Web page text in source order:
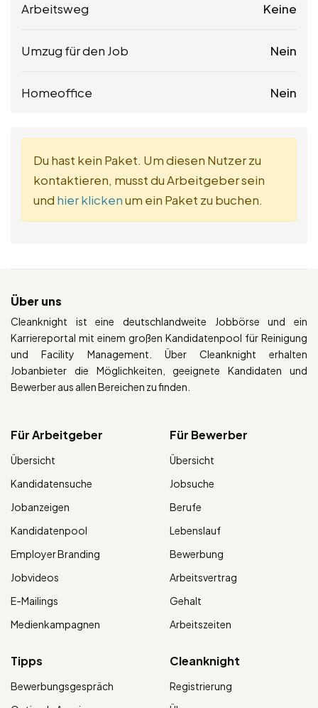
Arbeitsweg Keine
Umzug für den Job Nein
Homeoffice Nein
Du hast kein Paket. Um diesen Nutzer zu
kontaktieren, musst du Arbeitgeber sein
und hier klickenum ein Paket zu buchen.
Über uns
Cleanknight ist eine deutschlandweite Jobbörse und ein
Karriereportal mit einem großen Kandidatenpool für Reinigung
und Facility Management. Über Cleanknight erhalten
Jobanbieter die Möglichkeiten, geeignete Kandidaten und
Bewerber aus allen Bereichen zu finden.
Für Arbeitgeber
Übersicht
Kandidatensuche
Jobanzeigen
Kandidatenpool
Employer Branding
Jobvideos
E-Mailings
Medienkampagnen
Für Bewerber
Übersicht
Jobsuche
Berufe
Lebenslauf
Bewerbung
Arbeitsvertrag
Gehalt
Arbeitszeiten
Tipps
Bewerbungsgespräch
Cleanknight
Registrierung